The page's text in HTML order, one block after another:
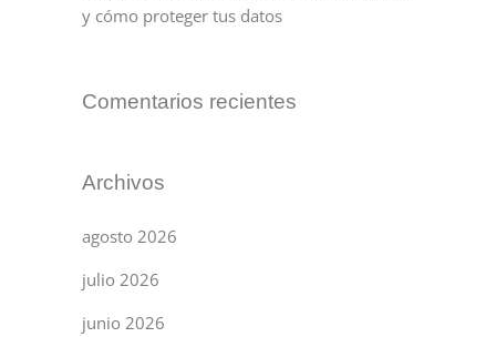
y cómo proteger tus datos
Comentarios recientes
Archivos
agosto 2026
julio 2026
junio 2026